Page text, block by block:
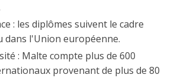
: les diplômes suivent le cadre
dans l'Union européenne.
: Malte compte plus de 600
provenant de plus de 80